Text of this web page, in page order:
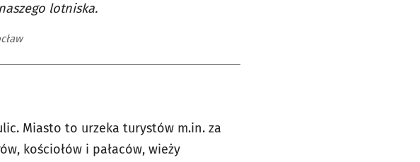
lotniska.
Miasto to urzeka turystów m.in. za
kościołów i pałaców, wieży